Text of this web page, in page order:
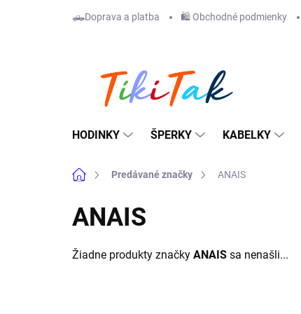
🛻Doprava a platba 🛍️ Obchodné podmienky
HODINKY ŠPERKY KABELKY
DomovPredávané značky ANAIS
ANAIS
Žiadne produkty značky ANAIS sa nenašli...